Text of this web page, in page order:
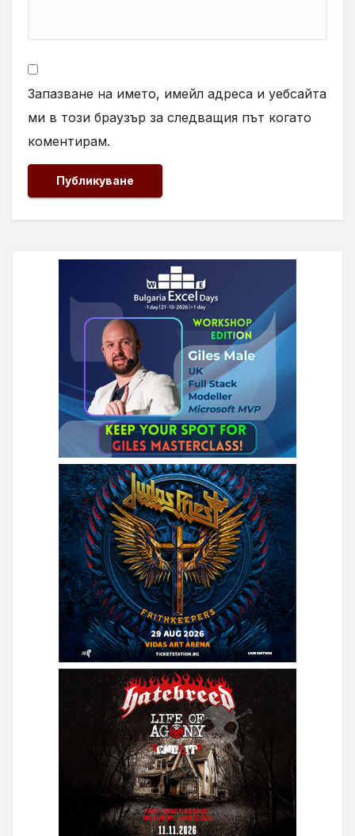
Запазване на името, имейл адреса и уебсайта
ми в този браузър за следващия път когато
коментирам.